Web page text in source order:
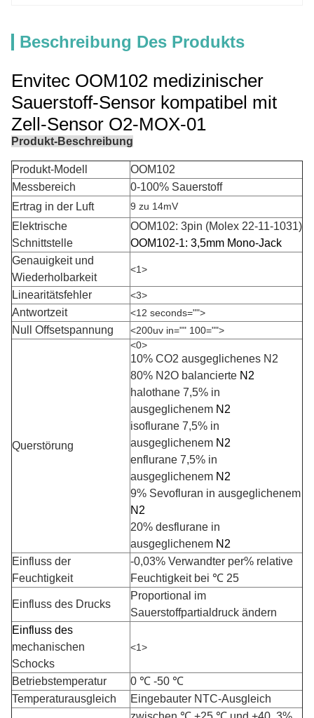
Beschreibung Des Produkts
Envitec OOM102 medizinischer
Sauerstoff-Sensor kompatibel mit
Zell-Sensor O2-MOX-01
Produkt-Beschreibung
Produkt-Modell
OOM102
Messbereich
0-100% Sauerstoff
Ertrag in der Luft
9 zu 14mV
Elektrische
Schnittstelle
OOM102: 3pin (Molex 22-11-1031)
OOM102-1: 3,5mm Mono-Jack
Genauigkeit und
Wiederholbarkeit
<1>
Linearitätsfehler <3>
Antwortzeit <12 seconds="">
Null Offsetspannung <200uv in="" 100="">
Querstörung
<0>
10% CO2 ausgeglichenes N2
80% N2O balancierte N2
halothane 7,5% in
ausgeglichenem N2
isoflurane 7,5% in
ausgeglichenem N2
enflurane 7,5% in
ausgeglichenem N2
9% Sevofluran in ausgeglichenem
N2
20% desflurane in
ausgeglichenem N2
Einfluss der
Feuchtigkeit
-0,03% Verwandter per% relative
Feuchtigkeit bei ℃ 25
Einfluss des Drucks
Proportional im
Sauerstoffpartialdruck ändern
Einfluss des
mechanischen
Schocks
<1>
Betriebstemperatur
0 ℃ -50 ℃
Temperaturausgleich
Eingebauter NTC-Ausgleich